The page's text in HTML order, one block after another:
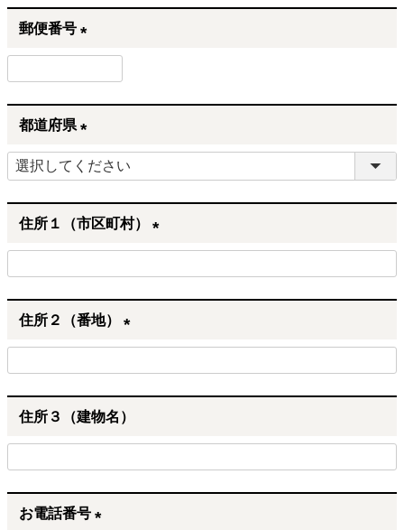
須
郵便番号
(
必
須
)
都道府県
(
必
須
)
住所１（市区町村）
(
必
須
住所２（番地）
(
必
須
)
住所３（建物名）
お電話番号